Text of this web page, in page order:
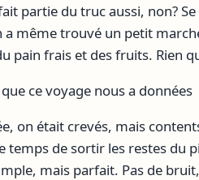
fait partie du truc aussi, non?
a même trouvé un petit
pain frais et des fruits. Rien
ce voyage nous a données
on était crevés, mais
temps de sortir les restes du
mais parfait. Pas de